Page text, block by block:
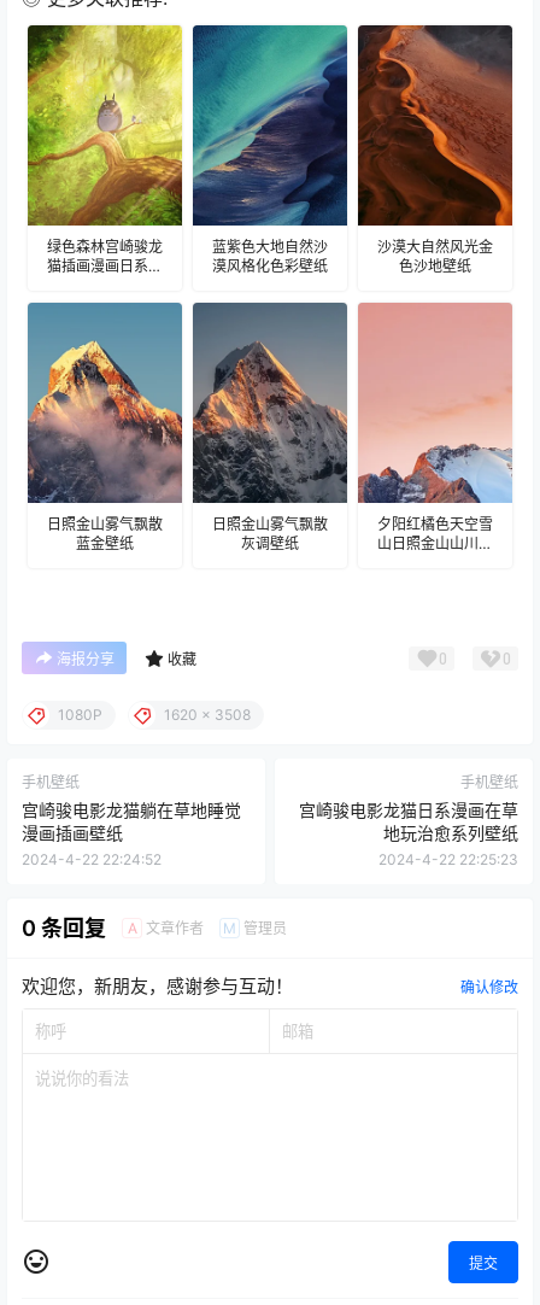
绿色森林宫崎骏龙
猫插画漫画日系壁
蓝紫色大地自然沙
漠风格化色彩壁纸
沙漠大自然风光金
色沙地壁纸
日照金山雾气飘散
蓝金壁纸
日照金山雾气飘散
灰调壁纸
夕阳红橘色天空雪
山日照金山山川壁
海报分享 收藏 0 0
1080P 1620 x 3508
手机壁纸
宫崎骏电影龙猫躺在草地睡觉
漫画插画壁纸
2024-4-22 22:24:52
手机壁纸
宫崎骏电影龙猫日系漫画在草
地玩治愈系列壁纸
2024-4-22 22:25:23
0 条回复 A 文章作者 M 管理员
欢迎您，新朋友，感谢参与互动！ 确认修改
提交